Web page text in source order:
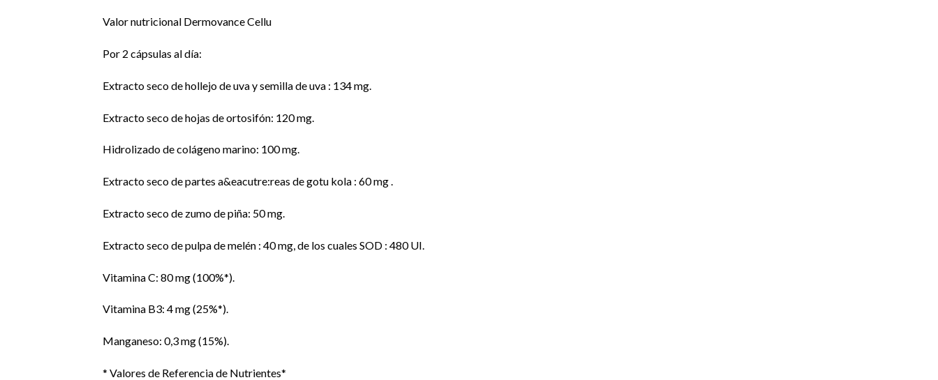
Valor nutricional Dermovance Cellu
Por 2 cápsulas al día:
Extracto seco de hollejo de uva y semilla de uva : 134 mg.
Extracto seco de hojas de ortosifón: 120 mg.
Hidrolizado de colágeno marino: 100 mg.
Extracto seco de partes a&eacutre:reas de gotu kola : 60 mg .
Extracto seco de zumo de piña: 50 mg.
Extracto seco de pulpa de melén : 40 mg, de los cuales SOD : 480 UI.
Vitamina C: 80 mg (100%*).
Vitamina B3: 4 mg (25%*).
Manganeso: 0,3 mg (15%).
* Valores de Referencia de Nutrientes*